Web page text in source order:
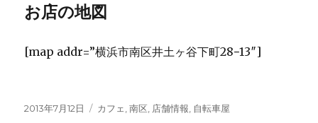
お店の地図
[map addr=”横浜市南区井土ヶ谷下町28−13″]
投
2013年7月12日
カ
カフェ ,南区 店舗情報 自転車屋